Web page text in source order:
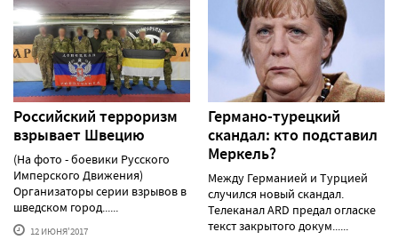
Российский терроризм
взрывает Швецию
(На фото - боевики Русского
Имперского Движения)
Организаторы серии взрывов в
шведском город......
12 ИЮНЯ'2017
Германо-турецкий
скандал: кто подставил
Меркель?
Между Германией и Турцией
случился новый скандал.
Телеканал ARD предал огласке
текст закрытого докум......